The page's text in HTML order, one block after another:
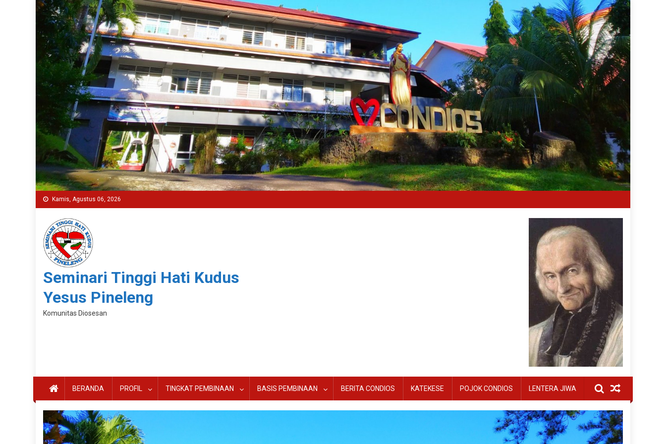
Kamis, Agustus 06, 2026
Seminari Tinggi Hati Kudus
Yesus Pineleng
Komunitas Diosesan
BERANDA PROFIL TINGKAT PEMBINAAN BASIS PEMBINAAN BERITA CONDIOS KATEKESE POJOK CONDIOS LENTERA JIWA